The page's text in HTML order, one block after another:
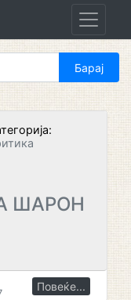
ШАРОН
Повеќе...